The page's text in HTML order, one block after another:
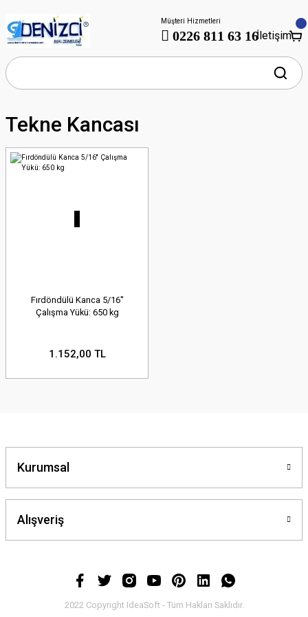
Müşteri Hizmetleri
0226 811 63 16İletişim
Tekne Kancası
Fırdöndülü Kanca 5/16''
Çalışma Yükü: 650 kg
1.152,00 TL
Kurumsal
Alışveriş
2022 Copyright IdeaSoft - Tüm Hakları Saklıdır.